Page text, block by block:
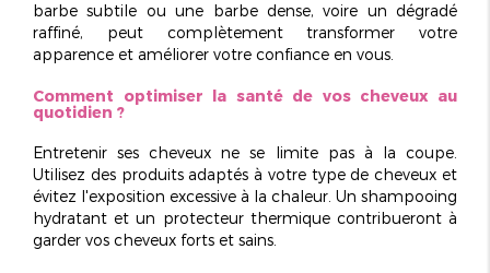
barbe subtile ou une barbe dense, voire un dégradé
raffiné, peut complètement transformer votre
apparence et améliorer votre confiance en vous.
Comment optimiser la santé de vos cheveux au
quotidien ?
Entretenir ses cheveux ne se limite pas à la coupe.
Utilisez des produits adaptés à votre type de cheveux et
évitez l'exposition excessive à la chaleur. Un shampooing
hydratant et un protecteur thermique contribueront à
garder vos cheveux forts et sains.